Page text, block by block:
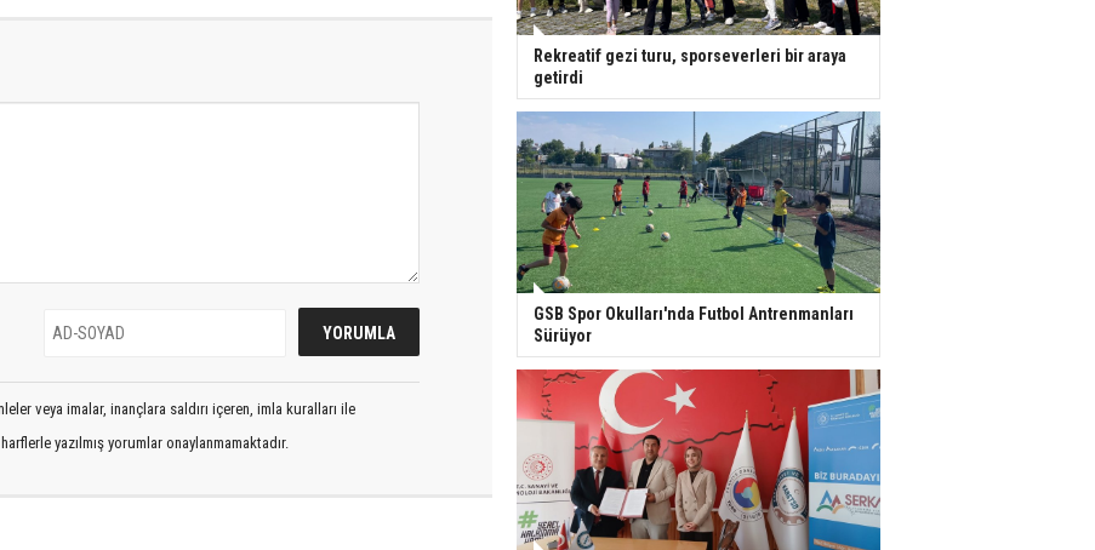
veya imalar, inançlara saldırı içeren, imla kuralları ile
yazılmış yorumlar onaylanmamaktadır.
Rekreatif gezi turu, sporseverleri bir araya
getirdi
GSB Spor Okulları'nda Futbol Antrenmanları
Sürüyor